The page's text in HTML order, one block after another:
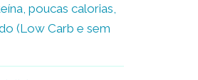
poucas calorias,
(Low Carb e sem